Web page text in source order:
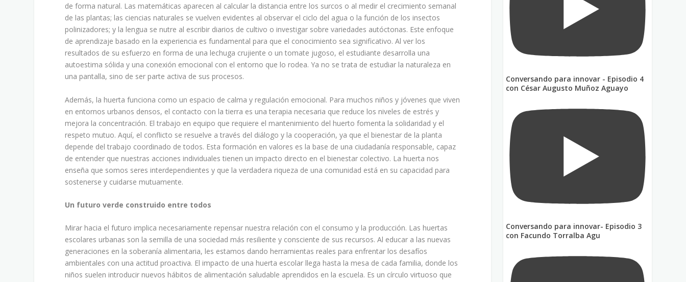
de forma natural. Las matemáticas aparecen al calcular la distancia entre los surcos o al medir el crecimiento semanal
de las plantas; las ciencias naturales se vuelven evidentes al observar el ciclo del agua o la función de los insectos
polinizadores; y la lengua se nutre al escribir diarios de cultivo o investigar sobre variedades autóctonas. Este enfoque
de aprendizaje basado en la experiencia es fundamental para que el conocimiento sea significativo. Al ver los
resultados de su esfuerzo en forma de una lechuga crujiente o un tomate jugoso, el estudiante desarrolla una
autoestima sólida y una conexión emocional con el entorno que lo rodea. Ya no se trata de estudiar la naturaleza en
una pantalla, sino de ser parte activa de sus procesos.
Además, la huerta funciona como un espacio de calma y regulación emocional. Para muchos niños y jóvenes que viven
en entornos urbanos densos, el contacto con la tierra es una terapia necesaria que reduce los niveles de estrés y
mejora la concentración. El trabajo en equipo que requiere el mantenimiento del huerto fomenta la solidaridad y el
respeto mutuo. Aquí, el conflicto se resuelve a través del diálogo y la cooperación, ya que el bienestar de la planta
depende del trabajo coordinado de todos. Esta formación en valores es la base de una ciudadanía responsable, capaz
de entender que nuestras acciones individuales tienen un impacto directo en el bienestar colectivo. La huerta nos
enseña que somos seres interdependientes y que la verdadera riqueza de una comunidad está en su capacidad para
sostenerse y cuidarse mutuamente.
Un futuro verde construido entre todos
Mirar hacia el futuro implica necesariamente repensar nuestra relación con el consumo y la producción. Las huertas
escolares urbanas son la semilla de una sociedad más resiliente y consciente de sus recursos. Al educar a las nuevas
generaciones en la soberanía alimentaria, les estamos dando herramientas reales para enfrentar los desafíos
ambientales con una actitud proactiva. El impacto de una huerta escolar llega hasta la mesa de cada familia, donde los
niños suelen introducir nuevos hábitos de alimentación saludable aprendidos en la escuela. Es un círculo virtuoso que
Conversando para innovar - Episodio 4
con César Augusto Muñoz Aguayo
Conversando para innovar- Episodio 3
con Facundo Torralba Agu